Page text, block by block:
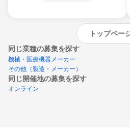
トップペー
同じ業種の募集を探す
機械・医療機器メーカー
その他（製造・メーカー）
同じ開催地の募集を探す
オンライン